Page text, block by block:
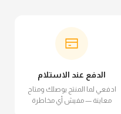
الدفع عند الاستلام
ادفعي لما المنتج يوصلك ومتاح
معاينة — مفيش أي مخاطرة